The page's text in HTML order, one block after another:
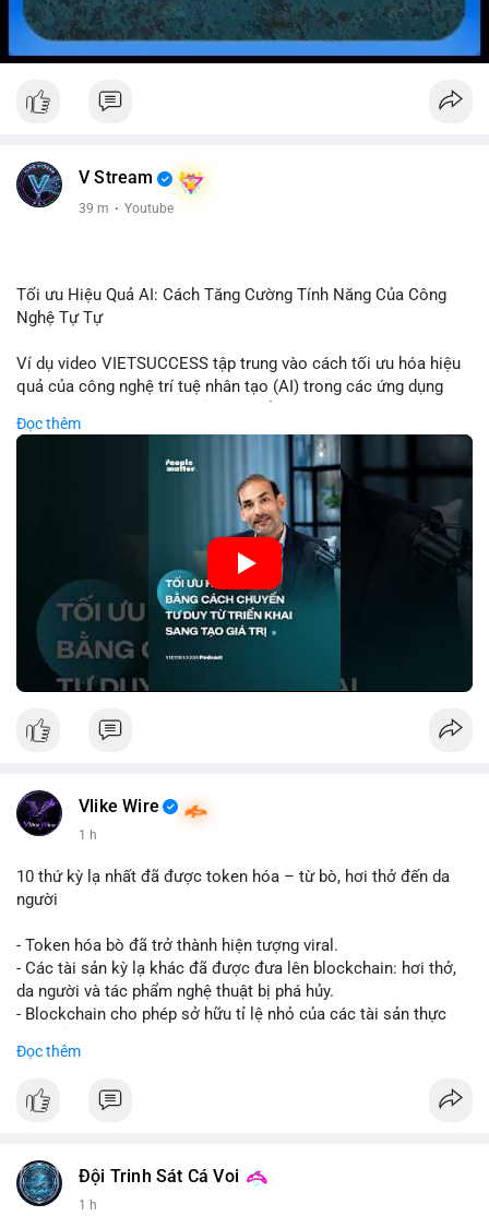
V Stream
39 m · Youtube
Tối ưu Hiệu Quả AI: Cách Tăng Cường Tính Năng Của Công
Nghệ Tự Tự
Ví dụ video VIETSUCCESS tập trung vào cách tối ưu hóa hiệu
quả của công nghệ trí tuệ nhân tạo (AI) trong các ứng dụng
đoán xu hướng thị trường, và tự động hóa quy trình trong lĩnh
vực tài chính và crypto. Bài đăng nhấn mạnh vai trò của AI
trong việc giảm thiểu sai lầm, tăng tốc độ xử lý, và hỗ trợ quyết
định dựa trên dữ liệu. Điều này đặc biệt quan trọng trong thời
kỳ phát triển nhanh chóng của ngành crypto, nơi tính chính xác
và tốc độ là yếu tố quyết định.
🎥 Xem video trực tiếp tại:
Nguồn: VIETSUCCESS
Đọc thêm
Vlike Wire
1 h
10 thứ kỳ lạ nhất đã được token hóa – từ bò, hơi thở đến da
người
- Token hóa bò đã trở thành hiện tượng viral.
- Các tài sản kỳ lạ khác đã được đưa lên blockchain: hơi thở,
da người và tác phẩm nghệ thuật bị phá hủy.
- Blockchain cho phép sở hữu tỉ lệ nhỏ của các tài sản thực
- Câu hỏi về pháp lý, đạo đức và bảo mật đang được đặt ra.
bất thường.
$btc $eth
Đọc thêm
Đội Trinh Sát Cá Voi
1 h